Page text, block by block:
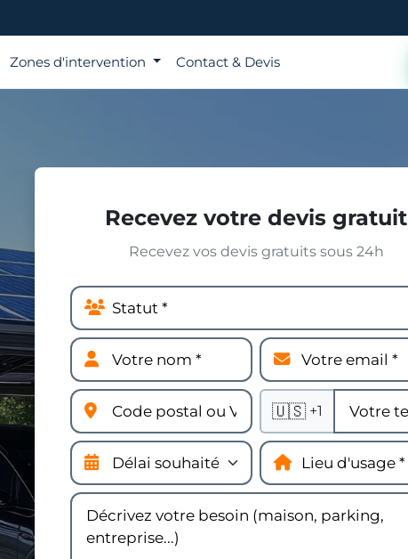
Zones d'intervention Contact & Devis
Recevez votre devis gratuit
Recevez vos devis gratuits sous 24h
🇺🇸 +1